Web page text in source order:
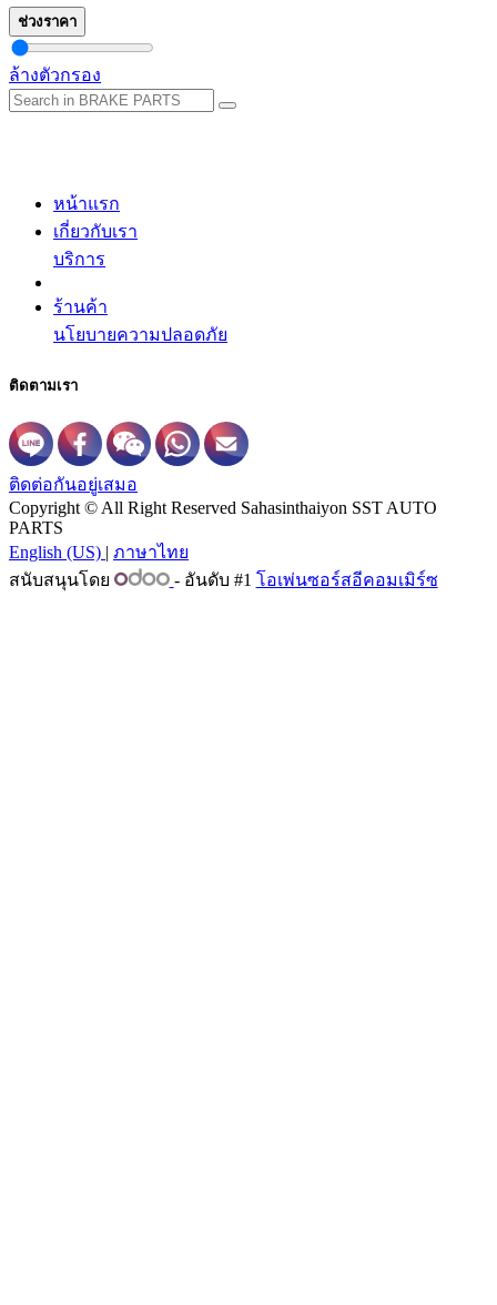
ช่วงราคา
ล้างตัวกรอง
หน้าแรก
เกี่ยวกับเรา
บริการ
ร้านค้า
นโยบายความปลอดภัย
ติดตามเรา
ติดต่อกันอยู่เสมอ
Copyright © All Right Reserved Sahasinthaiyon SST AUTO
PARTS
English (US) | ภาษาไทย
สนับสนุนโดย
- อันดับ #1 โอเพ่นซอร์สอีคอมเมิร์ซ